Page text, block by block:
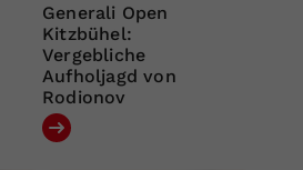
Generali Open
Kitzbühel:
Vergebliche
Aufholjagd von
Rodionov